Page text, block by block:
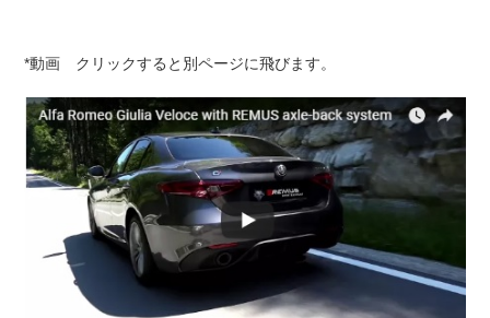
*動画 クリックすると別ページに飛びます。